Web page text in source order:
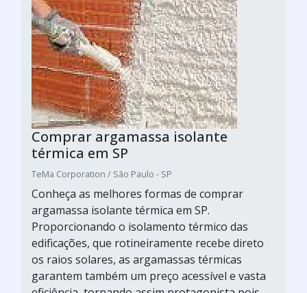
Comprar argamassa isolante
térmica em SP
TeMa Corporation / São Paulo - SP
Conheça as melhores formas de comprar
argamassa isolante térmica em SP.
Proporcionando o isolamento térmico das
edificações, que rotineiramente recebe direto
os raios solares, as argamassas térmicas
garantem também um preço acessível e vasta